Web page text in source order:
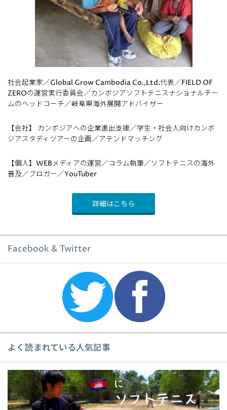
社会起業家／Global Grow Cambodia Co.,Ltd.代表／FIELD OF
ZEROの運営実行委員会／カンボジアソフトテニスナショナルチー
ムのヘッドコーチ／岐阜県海外展開アドバイザー
【会社】 カンボジアへの企業進出支援／学生・社会人向けカンボ
ジアスタディツアーの企画／アテンドマッチング
【個人】WEBメディアの運営／コラム執筆／ソフトテニスの海外
普及／ブロガー／YouTuber
詳細はこちら
Facebook & Twitter
よく読まれている人気記事